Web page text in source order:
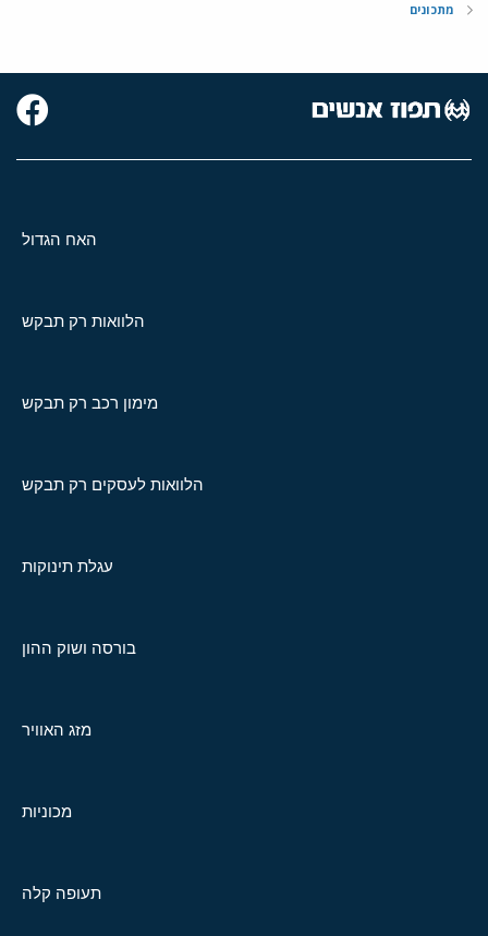
מתכונים
האח הגדול
הלוואות רק תבקש
מימון רכב רק תבקש
הלוואות לעסקים רק תבקש
עגלת תינוקות
בורסה ושוק ההון
מזג האוויר
מכוניות
תעופה קלה